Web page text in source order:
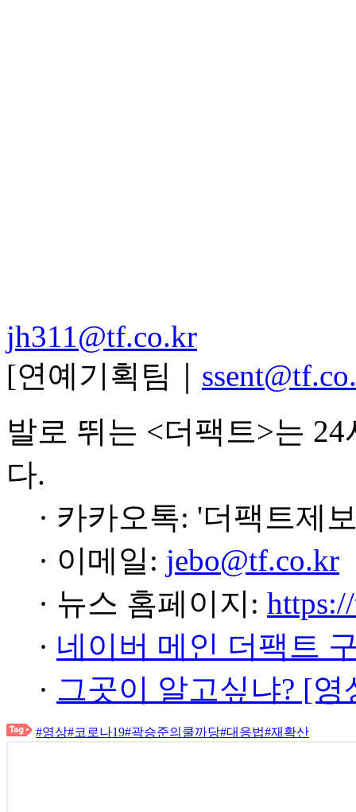
jh311@tf.co.kr
[연예기획팀｜
발로 뛰는 <더팩트>는
다.
· 카카오톡: '더팩트제
· 이메일: jebo@tf.co.kr
· 뉴스 홈페이지:
· 네이버 메인 더팩트
· 그곳이 알고싶냐? [
#영상#코로나19#곽승준의쿨까당#대응법#재확산